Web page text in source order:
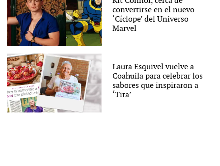
convertirse en el nuevo
‘Cíclope’ del Universo
Marvel
Laura Esquivel vuelve a
Coahuila para celebrar los
sabores que inspiraron a
‘Tita’